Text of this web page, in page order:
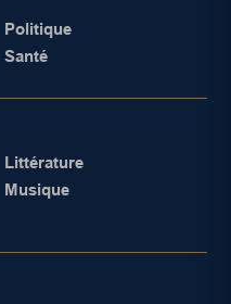
Politique
Santé
Littérature
Musique